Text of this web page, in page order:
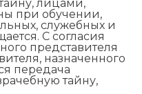
лицами,
при обучении,
служебных и
С согласия
представителя
назначенного
передача
тайну,